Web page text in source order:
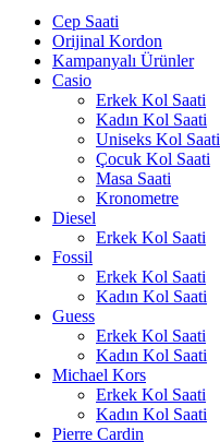
Cep Saati
Orijinal Kordon
Kampanyalı Ürünler
Casio
Erkek Kol Saati
Kadın Kol Saati
Uniseks Kol Saati
Çocuk Kol Saati
Masa Saati
Kronometre
Diesel
Erkek Kol Saati
Fossil
Erkek Kol Saati
Kadın Kol Saati
Guess
Erkek Kol Saati
Kadın Kol Saati
Michael Kors
Erkek Kol Saati
Kadın Kol Saati
Pierre Cardin